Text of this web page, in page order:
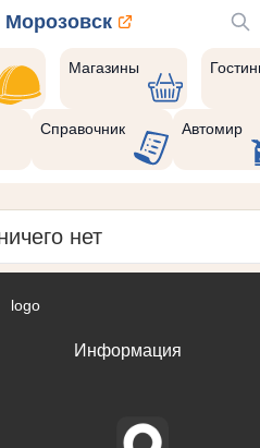
Морозовск
Магазины
Справочник Автомир
нет
Информация